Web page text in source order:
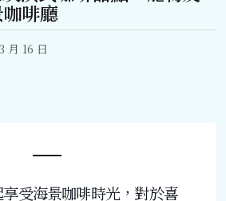
啡廳
月 16 日
受海景咖啡時光，對於喜